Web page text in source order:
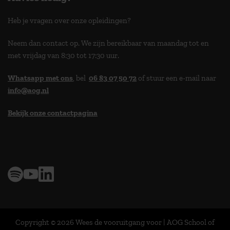
Heb je vragen over onze opleidingen?
Neem dan contact op. We zijn bereikbaar van maandag tot en
met vrijdag van 8:30 tot 17:30 uur.
Whatsapp met ons, bel 06 83 07 50 72 of stuur een e-mail naar
info@aog.nl
Bekijk onze contactpagina
Copyright © 2026 Wees de vooruitgang voor | AOG School of